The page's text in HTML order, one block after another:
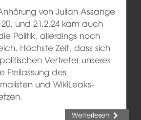
von Julian Assange
und 21.2.24 kam auch
Politik, allerdings noch
Höchste Zeit, dass sich
Vertreter unseres
Freilassung des
und WikiLeaks-
Weiterlesen